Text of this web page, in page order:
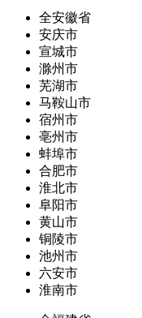
全安徽省
安庆市
宣城市
滁州市
芜湖市
马鞍山市
宿州市
亳州市
蚌埠市
合肥市
淮北市
阜阳市
黄山市
铜陵市
池州市
六安市
淮南市